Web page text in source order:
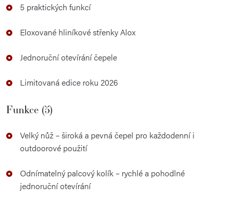
5 praktických funkcí
Eloxované hliníkové střenky Alox
Jednoruční otevírání čepele
Limitovaná edice roku 2026
Funkce (5)
Velký nůž – široká a pevná čepel pro každodenní i
outdoorové použití
Odnímatelný palcový kolík – rychlé a pohodlné
jednoruční otevírání